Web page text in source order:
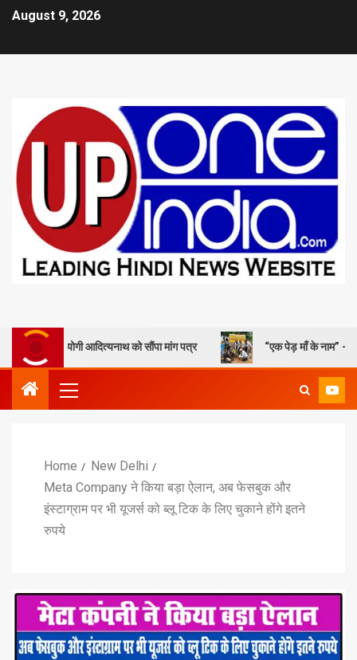
August 9, 2026
आदित्यनाथ को सौंपा मांग पत्र “एक पेड़ माँ के नाम” – सेण्ट ऐण्ड्रयूज
Home
New Delhi
Meta Company ने किया बड़ा ऐलान, अब फेसबुक और
इंस्टाग्राम पर भी यूजर्स को ब्लू टिक के लिए चुकाने होंगे इतने
रुपये